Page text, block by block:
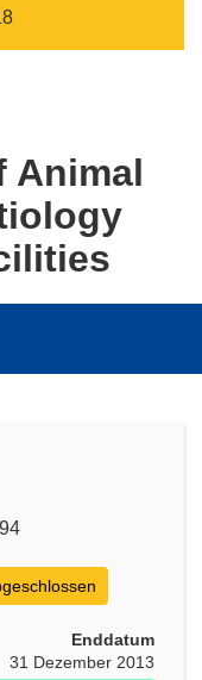
Animal
Enddatum
31 Dezember 2013